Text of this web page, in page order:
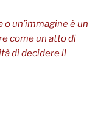
un’immagine è un
come un atto di
di decidere il